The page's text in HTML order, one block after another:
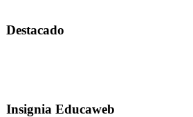
Destacado
Insignia Educaweb